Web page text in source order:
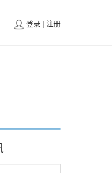
登录 | 注册